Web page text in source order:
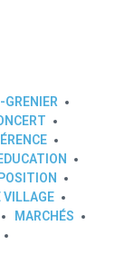
GRENIER
VILLAGE
MARCHÉS